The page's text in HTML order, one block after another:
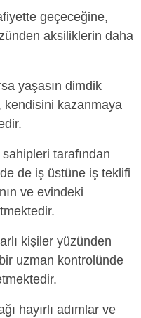
geçeceğine,
aksiliklerin daha
yaşasın dimdik
kendisini kazanmaya
sahipleri tarafından
de iş üstüne iş teklifi
ve evindeki
kişiler yüzünden
uzman kontrolünde
hayırlı adımlar ve